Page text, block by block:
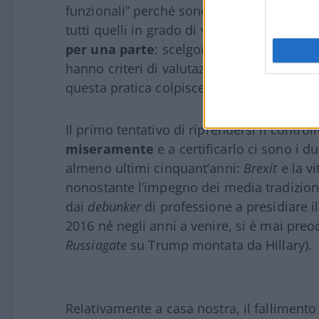
funzionali” perché sono tali: nasce così il
tutti quelli in grado di vedere che i
per una parte: scelgono in maniera
hanno criteri di valutazione propri, con il
questa pratica colpisce i non progressisti
Il primo tentativo di riprendersi il
miseramente e a certificarlo ci sono i
almeno ultimi cinquant’anni: Brexit e la
nonostante l’impegno dei media
dai debunkerdi professione a presidiare
2016 né negli anni a venire, si è mai
Russiagate su Trump montata da Hillary).
Relativamente a casa nostra, il